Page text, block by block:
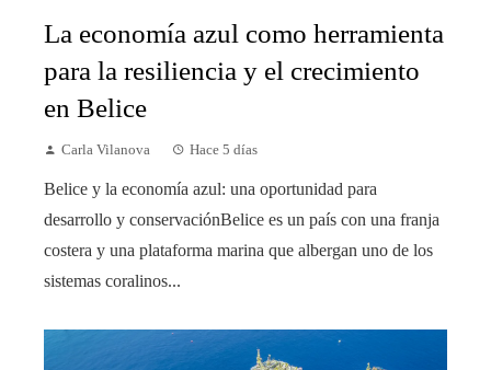
La economía azul como herramienta
para la resiliencia y el crecimiento
en Belice
Carla Vilanova Hace 5 días
Belice y la economía azul: una oportunidad para
desarrollo y conservaciónBelice es un país con una franja
costera y una plataforma marina que albergan uno de los
sistemas coralinos...